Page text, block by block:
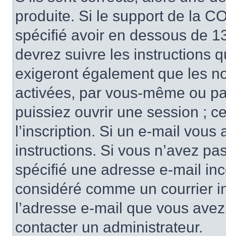
produite. Si le support de la
spécifié avoir en dessous de
devrez suivre les instructions
exigeront également que les
activées, par vous-même ou
puissiez ouvrir une session ;
l’inscription. Si un e-mail
instructions. Si vous n’avez
spécifié une adresse e-mail
considéré comme un courrier
l’adresse e-mail que vous
contacter un administrateur.